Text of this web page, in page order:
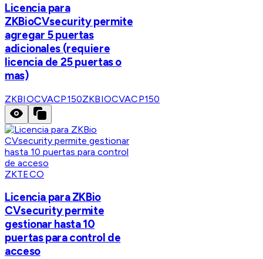
Licencia para
ZKBioCVsecurity permite
agregar 5 puertas
adicionales (requiere
licencia de 25 puertas o
mas)
ZKBIOCVACP150ZKBIOCVACP150
ZKTECO
Licencia para ZKBio
CVsecurity permite
gestionar hasta 10
puertas para control de
acceso